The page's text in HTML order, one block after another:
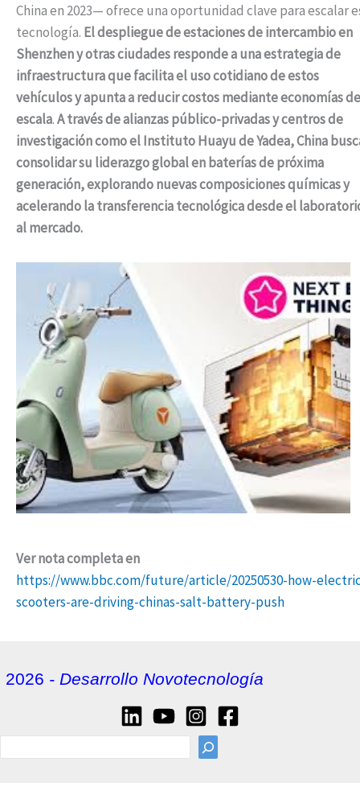
China en 2023— ofrece una oportunidad clave para escalar
tecnología. El despliegue de estaciones de intercambio en
Shenzhen y otras ciudades responde a una estrategia de
infraestructura que facilita el uso cotidiano de estos
vehículos y apunta a reducir costos mediante economías de
escala.A través de alianzas público-privadas y centros de
investigación como el Instituto Huayu de Yadea, China
consolidar su liderazgo global en baterías de próxima
generación, explorando nuevas composiciones químicas y
acelerando la transferencia tecnológica desde el
al mercado.
Ver nota completa en
https://www.bbc.com/future/article/20250530-how-
scooters-are-driving-chinas-salt-battery-push
2026 - Desarrollo Novotecnología